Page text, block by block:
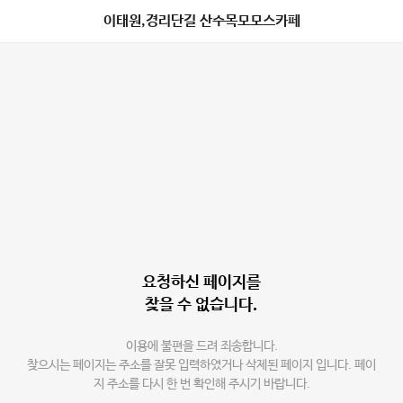
이태원,경리단길 산수목모모스카페
요청하신 페이지를
찾을 수 없습니다.
이용에 불편을 드려 죄송합니다.
찾으시는 페이지는 주소를 잘못 입력하였거나 삭제된 페이지 입니다. 페이
지 주소를 다시 한 번 확인해 주시기 바랍니다.